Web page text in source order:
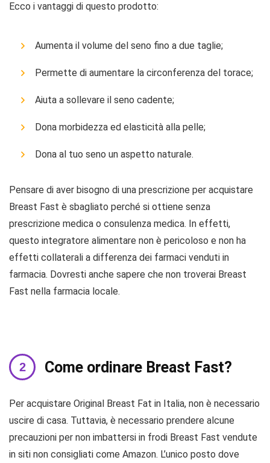
Ecco i vantaggi di questo prodotto:
Aumenta il volume del seno fino a due taglie;
Permette di aumentare la circonferenza del torace;
Aiuta a sollevare il seno cadente;
Dona morbidezza ed elasticità alla pelle;
Dona al tuo seno un aspetto naturale.
Pensare di aver bisogno di una prescrizione per acquistare
Breast Fast è sbagliato perché si ottiene senza
prescrizione medica o consulenza medica. In effetti,
questo integratore alimentare non è pericoloso e non ha
effetti collaterali a differenza dei farmaci venduti in
farmacia. Dovresti anche sapere che non troverai Breast
Fast nella farmacia locale.
Come ordinare Breast Fast?
Per acquistare Original Breast Fat in Italia, non è necessario
uscire di casa. Tuttavia, è necessario prendere alcune
precauzioni per non imbattersi in frodi Breast Fast vendute
in siti non consigliati come Amazon. L’unico posto dove